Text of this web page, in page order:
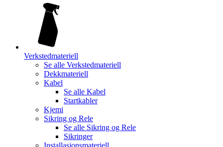
Verkstedmateriell
Se alle Verkstedmateriell
Dekkmateriell
Kabel
Se alle Kabel
Startkabler
Kjemi
Sikring og Rele
Se alle Sikring og Rele
Sikringer
Installasjonsmateriell